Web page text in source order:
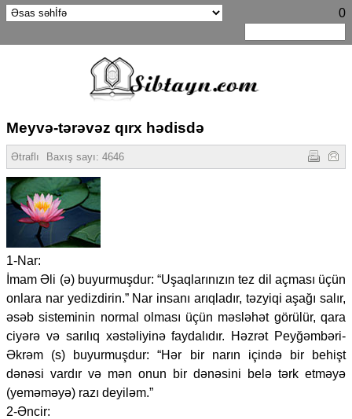
0
Meyvə-tərəvəz qırx hədisdə
Ətraflı Baxış sayı: 4646
1-Nar:
İmam Əli (ə) buyurmuşdur: “Uşaqlarınızın tez dil açması üçün
onlara nar yedizdirin.” Nar insanı arıqladır, təzyiqi aşağı salır,
əsəb sisteminin normal olması üçün məsləhət görülür, qara
ciyərə və sarılıq xəstəliyinə faydalıdır. Həzrət Peyğəmbəri-
Əkrəm (s) buyurmuşdur: “Hər bir narın içində bir behişt
dənəsi vardır və mən onun bir dənəsini belə tərk etməyə
(yeməməyə) razı deyiləm.”
2-Əncir: